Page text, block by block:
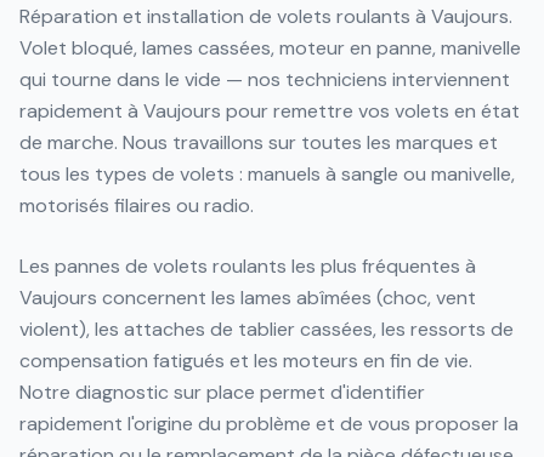
Réparation et installation de volets roulants à Vaujours.
Volet bloqué, lames cassées, moteur en panne, manivelle
qui tourne dans le vide — nos techniciens interviennent
rapidement à Vaujours pour remettre vos volets en état
de marche. Nous travaillons sur toutes les marques et
tous les types de volets : manuels à sangle ou manivelle,
motorisés filaires ou radio.
Les pannes de volets roulants les plus fréquentes à
Vaujours concernent les lames abîmées (choc, vent
violent), les attaches de tablier cassées, les ressorts de
compensation fatigués et les moteurs en fin de vie.
Notre diagnostic sur place permet d'identifier
rapidement l'origine du problème et de vous proposer la